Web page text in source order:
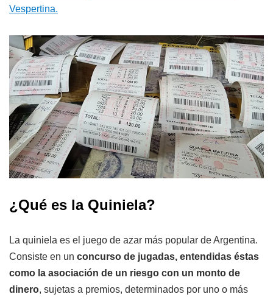
Vespertina.
¿Qué es la Quiniela?
La quiniela es el juego de azar más popular de Argentina.
Consiste en un concurso de jugadas, entendidas éstas
como la asociación de un riesgo con un monto de
dinero, sujetas a premios, determinados por uno o más